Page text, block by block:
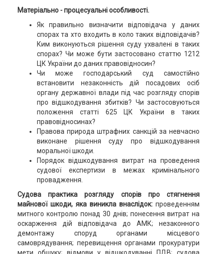
Матеріально - процесуальні особливості.
Як правильно визначити відповідача у даних
спорах та хто входить в коло таких відповідачів?
Ким виконуються рішення суду ухвалені в таких
спорах? Чи може бути застосовано статтю 1212
ЦК України до даних правовідносин?
Чи може господарський суд самостійно
встановити незаконність дій посадових осіб
органу державної влади під час розгляду спорів
про відшкодування збитків? Чи застосовуються
положення статті 625 ЦК України в таких
правовідносинах?
Правова природа штрафних санкцій за невчасно
виконане рішення суду про відшкодування
моральної шкоди.
Порядок відшкодування витрат на проведення
судової експертизи в межах кримінального
провадження.
Судова практика розгляду спорів про стягнення
майнової шкоди, яка виникла внаслідок:проведенням
митного контролю понад 30 днів; понесення витрат на
оскарження дій відповідача до АМК; незаконного
демонтажу споруд органами місцевого
самоврядування; перевищення органами прокуратури